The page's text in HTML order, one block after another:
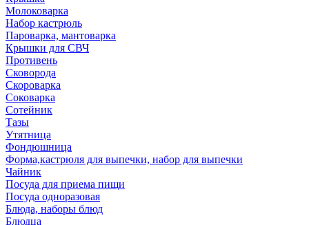
Молоковарка
Набор кастрюль
Пароварка, мантоварка
Крышки для СВЧ
Противень
Сковорода
Скороварка
Соковарка
Сотейник
Тазы
Утятница
Фондюшница
Форма,кастрюля для выпечки, набор для выпечки
Чайник
Посуда для приема пищи
Посуда одноразовая
Блюда, наборы блюд
Блюдца